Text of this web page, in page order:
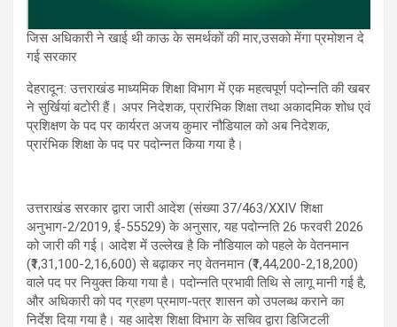
जिस अधिकारी ने खाई थी काऊ के समर्थकों की मार,उसको मेंगा प्रमोशन दे
गई सरकार
देहरादून: उत्तराखंड माध्यमिक शिक्षा विभाग में एक महत्वपूर्ण पदोन्नति की खबर
ने सुर्खियां बटोरी हैं। अपर निदेशक, प्रारंभिक शिक्षा तथा अकादमिक शोध एवं
प्रशिक्षण के पद पर कार्यरत अजय कुमार नौडियाल को अब निदेशक,
प्रारंभिक शिक्षा के पद पर पदोन्नत किया गया है।
उत्तराखंड सरकार द्वारा जारी आदेश (संख्या 37/463/XXIV शिक्षा
अनुभाग-2/2019, ई-55529) के अनुसार, यह पदोन्नति 26 फरवरी 2026
को जारी की गई। आदेश में उल्लेख है कि नौडियाल को पहले के वेतनमान
(₹1,31,100-2,16,600) से बढ़ाकर नए वेतनमान (₹1,44,200-2,18,200)
वाले पद पर नियुक्त किया गया है। पदोन्नति प्रभावी तिथि से लागू मानी गई है,
और अधिकारी को पद ग्रहण प्रमाण-पत्र शासन को उपलब्ध कराने का
निर्देश दिया गया है। यह आदेश शिक्षा विभाग के सचिव द्वारा डिजिटली